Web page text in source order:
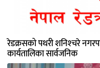
रेडक्रसको पथरी शनिश्‍चरे
कार्यतालिका सार्वजनिक